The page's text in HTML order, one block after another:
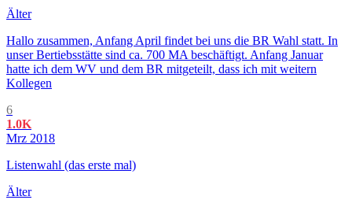
Älter
Hallo zusammen, Anfang April findet bei uns die BR Wahl statt. In
unser Bertiebsstätte sind ca. 700 MA beschäftigt. Anfang Januar
hatte ich dem WV und dem BR mitgeteilt, dass ich mit weitern
Kollegen
6
1.0K
Mrz 2018
Listenwahl (das erste mal)
Älter